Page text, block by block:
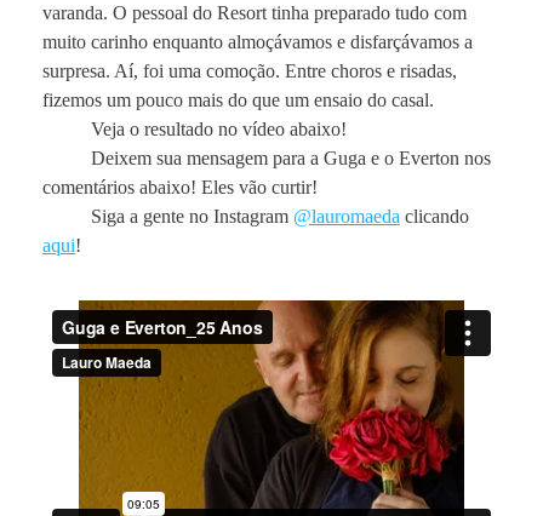
varanda. O pessoal do Resort tinha preparado tudo com
muito carinho enquanto almoçávamos e disfarçávamos a
surpresa. Aí, foi uma comoção. Entre choros e risadas,
fizemos um pouco mais do que um ensaio do casal.
Veja o resultado no vídeo abaixo!
Deixem sua mensagem para a Guga e o Everton nos
comentários abaixo! Eles vão curtir!
Siga a gente no Instagram @lauromaeda clicando
aqui!